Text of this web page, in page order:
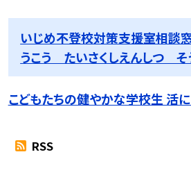
いじめ不登校対策支援室相談
うこう たいさくしえんしつ そ
こどもたちの健やかな学校生 活
RSS